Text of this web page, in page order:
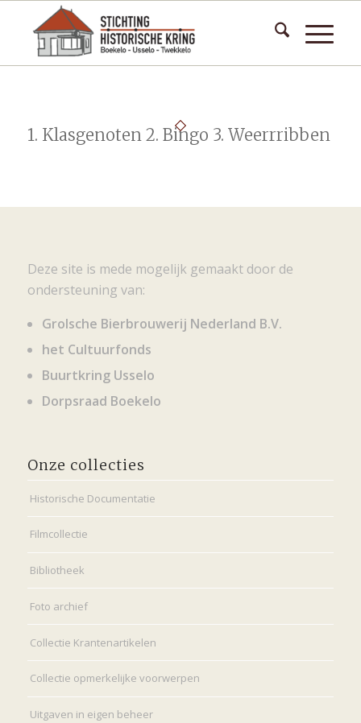
1. Klasgenoten 2. Bingo 3. Weerrribben
Deze site is mede mogelijk gemaakt door de
ondersteuning van:
Grolsche Bierbrouwerij Nederland B.V.
het Cultuurfonds
Buurtkring Usselo
Dorpsraad Boekelo
Onze collecties
Historische Documentatie
Filmcollectie
Bibliotheek
Foto archief
Collectie Krantenartikelen
Collectie opmerkelijke voorwerpen
Uitgaven in eigen beheer